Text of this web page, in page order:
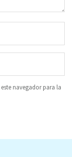
navegador para la